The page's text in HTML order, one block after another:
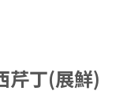
芹丁(展鮮)